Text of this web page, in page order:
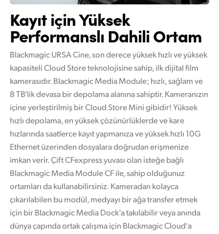
Kayıt için Yüksek
Performanslı Dahili Ortam
Blackmagic URSA Cine, son derece yüksek hızlı ve yüksek
kapasiteli Cloud Store teknolojisine sahip, ilk dijital film
kamerasıdır. Blackmagic Media Module; hızlı, sağlam ve
8 TB'lik devasa bir depolama alanına sahiptir. Kameranızın
içine yerleştirilmiş bir Cloud Store Mini gibidir! Yüksek
hızlı depolama, en yüksek çözünürlüklerde ve kare
hızlarında saatlerce kayıt yapmanıza ve yüksek hızlı 10G
Ethernet üzerinden dosyalara doğrudan erişmenize
imkan verir. Çift CFexpress yuvası olan isteğe bağlı
Blackmagic Media Module CF ile, sahip olduğunuz
ortamları da kullanabilirsiniz. Kameradan kolayca
çıkarılabilen bu modül, medyayı bir ağa transfer etmek
için bir Blackmagic Media Dock’a takılabilir veya anında
dünya çapında ortak çalışma için Blackmagic Cloud'a